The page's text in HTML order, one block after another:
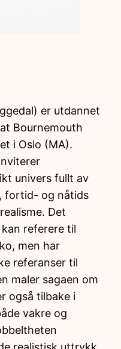
er utdannet
Bournemouth
i Oslo (MA).
univers fullt av
fortid- og nåtids
Det
referere til
men har
referanser til
maler sagaen om
også tilbake i
vakre og